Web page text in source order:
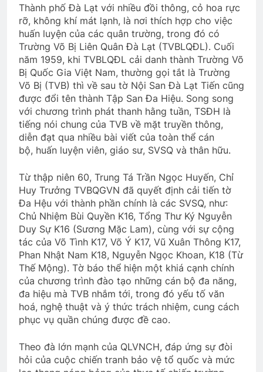
(Rabindranath Tagore)
3 Years Ago
Nếu ai có hỏi
2 Years Ago
Thăm QP Nguyễn Văn Thuận K19/1
2 Years Ago
CÀNH LÊ GỢI NHỚ
3 Years Ago
CSVSQ Nguyễn Thành Chức K22
2 Years Ago
MÙA THU VÀ TÌNH YÊU
2 Years Ago
Quân Kỳ – Quân Phục
2 Years Ago
Đêm buồn tỉnh lẻ
2 Years Ago
Thành phố Đà Lạt với nhiều đồi thông, cỏ hoa rực
rỡ, không khí mát lạnh, là nơi thích hợp cho việc
huấn luyện của các quân trường, trong đó có
Trường Võ Bị Liên Quân Đà Lạt (TVBLQĐL). Cuối
năm 1959, khi TVBLQĐL cải danh thành Trường Võ
Bị Quốc Gia Việt Nam, thường gọi tắt là Trường
Võ Bị (TVB) thì về sau tờ Nội San Đà Lạt Tiến cũng
được đổi tên thành Tập San Đa Hiệu. Song song
với chương trình phát thanh hằng tuần, TSĐH là
tiếng nói chung của TVB về mặt truyền thông,
diễn đạt qua nhiều bài viết của toàn thể cán
bộ, huấn luyện viên, giáo sư, SVSQ và thân hữu.
Từ thập niên 60, Trung Tá Trần Ngọc Huyến, Chỉ
Huy Trưởng TVBQGVN đã quyết định cải tiến tờ
Đa Hệu với thành phần chính là các SVSQ, như:
Chủ Nhiệm Bùi Quyền K16, Tổng Thư Ký Nguyễn
Duy Sự K16 (Sương Mặc Lam), cùng với sự cộng
tác của Võ Tình K17, Võ Ý K17, Vũ Xuân Thông K17,
Phan Nhật Nam K18, Nguyễn Ngọc Khoan, K18 (Từ
Thế Mộng). Tờ báo thể hiện một khiá cạnh chính
của chương trình đào tạo những cán bộ đa năng,
đa hiệu mà TVB nhắm tới, trong đó yếu tố văn
hoá, nghệ thuật và ý thức trách nhiệm, cung cách
phục vụ quần chúng được đề cao.
Theo đà lớn mạnh của QLVNCH, đáp ứng sự đòi
hỏi của cuộc chiến tranh bảo vệ tổ quốc và mức